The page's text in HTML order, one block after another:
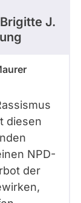
Brigitte J.
diesen
NPD-
der